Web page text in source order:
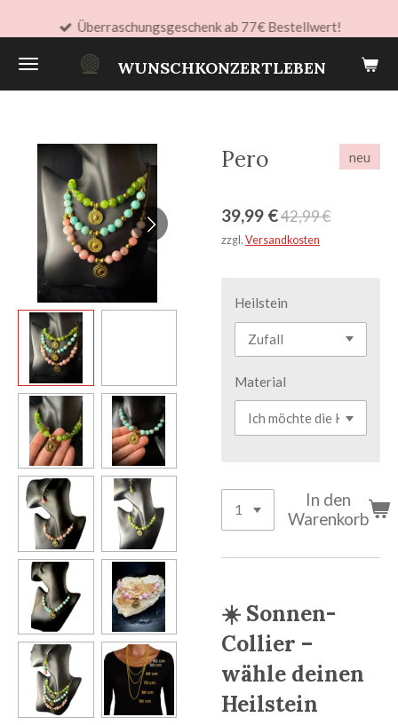
springen
WUNSCHKONZERTLEBEN
Überraschungsgeschenk ab 77€ Bestellwert!
Pero neu
39,99 €42,99 €
zzgl. Versandkosten
Heilstein
Material
In den
Warenkorb
☀️ Sonnen-
Collier –
wähle deinen
Heilstein